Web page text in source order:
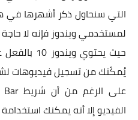
التي سنحاول ذكر أشهرها في
لمستخدمي ويندوز فإنه لا
يُمكّنك من تسجيل فيديوهات
الفيديو إلا أنه يمكنك